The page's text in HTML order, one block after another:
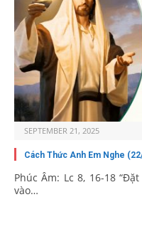
SEPTEMBER 21, 2025
Cách Thức Anh Em Nghe
Phúc Âm: Lc 8, 16-18
vào…